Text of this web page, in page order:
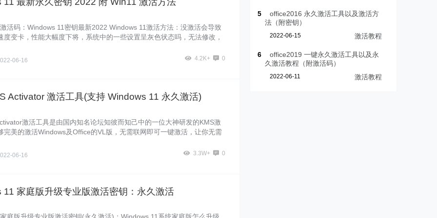
活码：Windows 11密钥最新2022 Windows 11激活方法：没激活会导致
度变卡，性能大幅度下将，系统中的一些设置呈灰色状态吗，无法修改，
06-16 4.2K+ 0
Activator 激活工具(支持 Windows 11 永久激活)
激活工具是由国内知名论坛知彼而知己中的一位大神研发的KMS激
完美的激活Windows及Office的VL版，无需联网即可一键激活，让你无需
06-16 3.3W+ 0
11 家庭版升级专业版激活密钥：永久激活
5
office2016 永久激活工具以及激活方
法（附密钥）
2022-06-15 激活教程
6
office2019 一键永久激活工具以及永
久激活教程（附激活码）
2022-06-11 激活教程